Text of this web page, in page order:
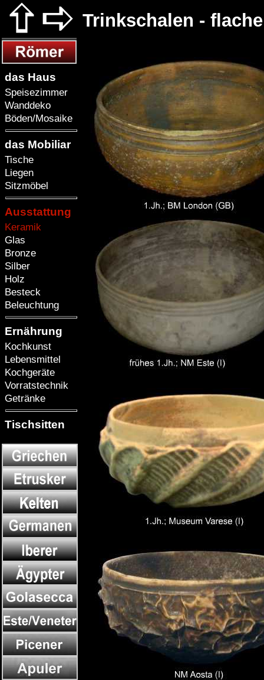
das Haus
Speisezimmer
Wanddeko
Böden/Mosaike
das Mobiliar
Tische
Liegen
Sitzmöbel
Ausstattung
Keramik
Glas
Bronze
Silber
Holz
Besteck
Beleuchtung
Ernährung
Kochkunst
Lebensmittel
Kochgeräte
Vorratstechnik
Getränke
Tischsitten
Trinkschalen -